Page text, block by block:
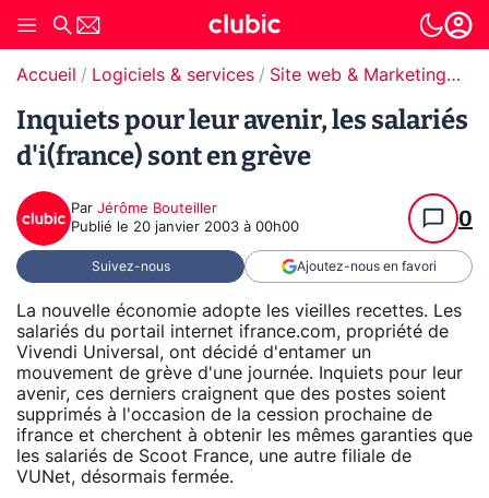
Accueil Logiciels & services Site web & Marketing Digital
Inquiets pour leur avenir, les salariés
d'i(france) sont en grève
Par Jérôme Bouteiller
Publié le 20 janvier 2003 à 00h00 0
Suivez-nous Ajoutez-nous en favori
La nouvelle économie adopte les vieilles recettes. Les
salariés du portail internet ifrance.com, propriété de
Vivendi Universal, ont décidé d'entamer un
mouvement de grève d'une journée. Inquiets pour leur
avenir, ces derniers craignent que des postes soient
supprimés à l'occasion de la cession prochaine de
ifrance et cherchent à obtenir les mêmes garanties que
les salariés de Scoot France, une autre filiale de
VUNet, désormais fermée.